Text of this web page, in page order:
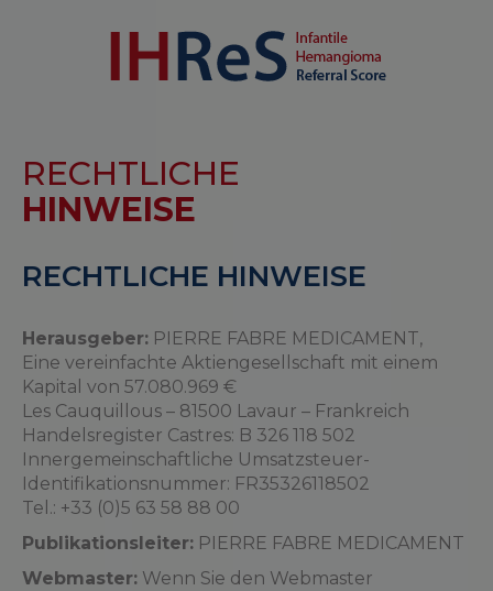
RECHTLICHE
HINWEISE
RECHTLICHE HINWEISE
Herausgeber: PIERRE FABRE MEDICAMENT,
Eine vereinfachte Aktiengesellschaft mit einem
Kapital von 57.080.969 €
Les Cauquillous – 81500 Lavaur – Frankreich
Handelsregister Castres: B 326 118 502
Innergemeinschaftliche Umsatzsteuer-
Identifikationsnummer: FR35326118502
Tel.: +33 (0)5 63 58 88 00
Publikationsleiter: PIERRE FABRE MEDICAMENT
Webmaster: Wenn Sie den Webmaster